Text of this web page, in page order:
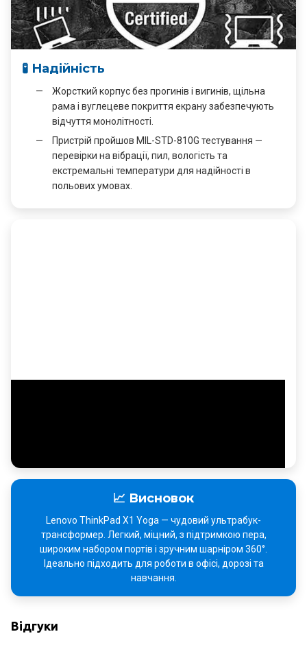
🧪 Надійність
Жорсткий корпус без прогинів і вигинів, щільна
рама і вуглецеве покриття екрану забезпечують
відчуття монолітності.
Пристрій пройшов MIL-STD-810G тестування —
перевірки на вібрації, пил, вологість та
екстремальні температури для надійності в
польових умовах.
📈 Висновок
Lenovo ThinkPad X1 Yoga — чудовий ультрабук-
трансформер. Легкий, міцний, з підтримкою пера,
широким набором портів і зручним шарніром 360°.
Ідеально підходить для роботи в офісі, дорозі та
навчання.
Відгуки